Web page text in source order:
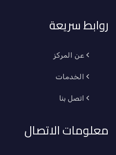
روابط سريعة
عن المركز
الخدمات
اتصل بنا
معلومات الاتصال